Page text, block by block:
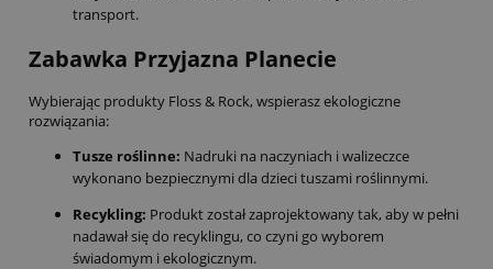
transport.
Zabawka Przyjazna Planecie
Wybierając produkty Floss & Rock, wspierasz ekologiczne
rozwiązania:
Tusze roślinne: Nadruki na naczyniach i walizeczce
wykonano bezpiecznymi dla dzieci tuszami roślinnymi.
Recykling: Produkt został zaprojektowany tak, aby w pełni
nadawał się do recyklingu, co czyni go wyborem
świadomym i ekologicznym.